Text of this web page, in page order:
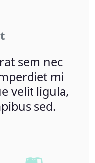
sem nec
mi
velit ligula,
sed.